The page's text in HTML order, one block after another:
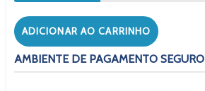
ADICIONAR AO CARRINHO
AMBIENTE DE PAGAMENTO SEGURO